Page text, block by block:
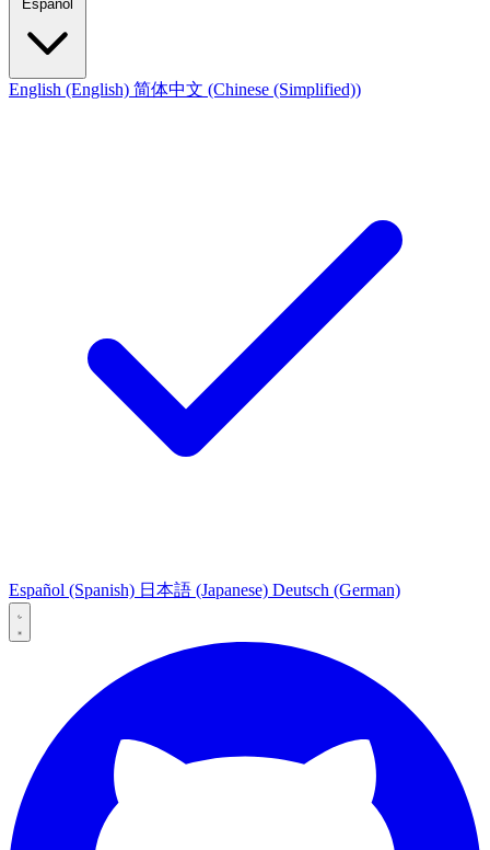
Español
English (English) 简体中文 (Chinese (Simplified))
Español (Spanish) 日本語 (Japanese) Deutsch (German)